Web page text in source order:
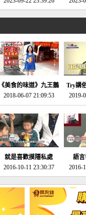
延期齁？-電玩宅速配
金鄉
《美食的味道》九王鵝
肉
2018-06-07 21:09:53
Try講
2019-
就是喜歡摸隱私處
2016-10-11 23:30:37
語
2016-